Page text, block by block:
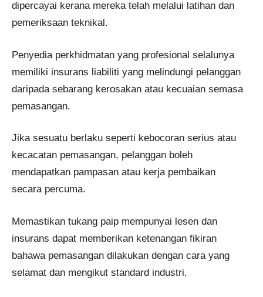
dipercayai kerana mereka telah melalui latihan dan
pemeriksaan teknikal.
Penyedia perkhidmatan yang profesional selalunya
memiliki insurans liabiliti yang melindungi pelanggan
daripada sebarang kerosakan atau kecuaian semasa
pemasangan.
Jika sesuatu berlaku seperti kebocoran serius atau
kecacatan pemasangan, pelanggan boleh
mendapatkan pampasan atau kerja pembaikan
secara percuma.
Memastikan tukang paip mempunyai lesen dan
insurans dapat memberikan ketenangan fikiran
bahawa pemasangan dilakukan dengan cara yang
selamat dan mengikut standard industri.